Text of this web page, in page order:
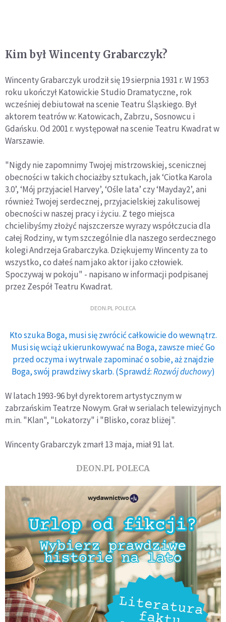
Kim był Wincenty Grabarczyk?
Wincenty Grabarczyk urodził się 19 sierpnia 1931 r. W 1953
roku ukończył Katowickie Studio Dramatyczne, rok
wcześniej debiutował na scenie Teatru Śląskiego. Był
aktorem teatrów w: Katowicach, Zabrzu, Sosnowcu i
Gdańsku. Od 2001 r. występował na scenie Teatru Kwadrat w
Warszawie.
"Nigdy nie zapomnimy Twojej mistrzowskiej, scenicznej
obecności w takich chociażby sztukach, jak ‘Ciotka Karola
3.0’, ‘Mój przyjaciel Harvey’, ‘Ośle lata’ czy ‘Mayday2’, ani
również Twojej serdecznej, przyjacielskiej zakulisowej
obecności w naszej pracy i życiu. Z tego miejsca
chcielibyśmy złożyć najszczersze wyrazy współczucia dla
całej Rodziny, w tym szczególnie dla naszego serdecznego
kolegi Andrzeja Grabarczyka. Dziękujemy Wincenty za to
wszystko, co dałeś nam jako aktor i jako człowiek.
Spoczywaj w pokoju" - napisano w informacji podpisanej
przez Zespół Teatru Kwadrat.
DEON.PL POLECA
Kto szuka Boga, musi się zwrócić całkowicie do wewnątrz.
Musi się wciąż ukierunkowywać na Boga, zawsze mieć Go
przed oczyma i wytrwale zapominać o sobie, aż znajdzie
Boga, swój prawdziwy skarb. (Sprawdź:Rozwój duchowy)
W latach 1993-96 był dyrektorem artystycznym w
zabrzańskim Teatrze Nowym. Grał w serialach telewizyjnych
m.in. "Klan", "Lokatorzy" i "Blisko, coraz bliżej".
Wincenty Grabarczyk zmarł 13 maja, miał 91 lat.
DEON.PL POLECA